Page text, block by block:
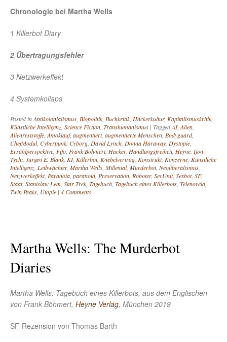
Chronologie bei Martha Wells
1 Killerbot Diary
2 Übertragungsfehler
3 Netzwerkeffekt
4 Systemkollaps
Posted inAntikolonialismus, Biopolitik, Buchkritik, Hackerkultur, Kapitalismuskritik,
Künstliche Intelligenz, Science Fiction, Transhumanismus | TaggedAI,Alien,
Alienreststoffe,Amoklauf, augmentiert, augmentierte Menschen, Bodyguard,
ChefModul, Cyberpunk, Cyborg, David Lynch, Donna Haraway, Dystopie,
Erzählperspektive, Fifo, Frank Böhmert, Hacker, Handlungsfreiheit, Heyne, Ijon
Tychi, Jürgen E. Blank, KI, Killerbot, Knebelvertrag, Konstrukt, Konzerne, Künstliche
Intelligenz, Leibwächter, Martha Wells, Millenial, Murderbot, Neoliberalismus,
Netzwerkeffekt, Paranoia, paranoid, Preservation, Roboter, SecUnit, Sexbot, SF,
Staat, Stanislaw Lem, Star Trek, Tagebuch, Tagebuch eines Killerbots, Telenovela,
Twin Peaks, Utopie | 4 Comments
Martha Wells: The Murderbot
Diaries
Martha Wells: Tagebuch eines Killerbots, aus dem Englischen
von Frank Böhmert, Heyne Verlag, München 2019
SF-Rezension von Thomas Barth